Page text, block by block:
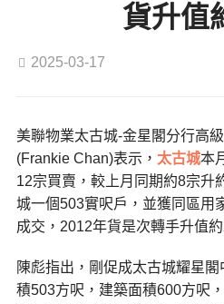
貨升值
2025-03-17
美聯物業太古城-金星閣分行高
(Frankie Chan)表示， 太古城本
12宗買賣，較上月同期約8宗升
城一個503實呎戶，並獲同區用
成交，2012年貨是次轉手升值約
陳彪指出，剛促成太古城耀星
積503方呎，建築面積600方呎